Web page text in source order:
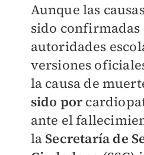
Aunque las
sido
autoridades
versiones
la causa de
sido por
ante el
la Secretaría de